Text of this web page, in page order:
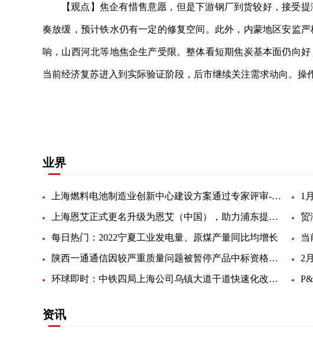
【观点】焦企有惜售意愿，但是下游钢厂到货较好，接受
奏放缓，预计铁水仍有一定的修复空间。此外，内蒙地区安监
响，山西河北等地焦企生产受限。整体看短期焦炭基本面仍向
当前经济复苏进入到实际验证阶段，后市继续关注需求动向。操
业界
上海燃料电池制造业创新中心建设方案通过专家评审-头条焦点
上海恩艾正式更名升级为恩艾（中国），助力浦东提升总部经济动能 贸
每日热门：2022宁夏工业发电量、原煤产量同比均增长
陕西一通通信因较严重质量问题被暂停产品中标资格1年-当前独家 2
环球即时：中铁四局上海公司乌镇大道干道快速化改造项目采购电缆线一批
资讯